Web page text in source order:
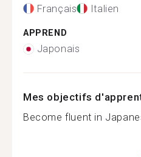
Français Italien
APPREND
Japonais
Mes objectifs
Become fluent in